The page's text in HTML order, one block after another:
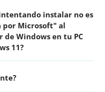
instalar no es
por Microsoft" al
Windows en tu PC
11?